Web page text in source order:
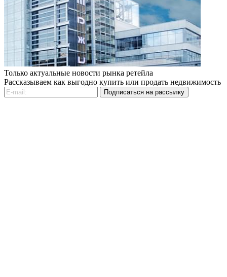
Только актуальные новости рынка ретейла
Рассказываем как выгодно купить или продать недвижимость